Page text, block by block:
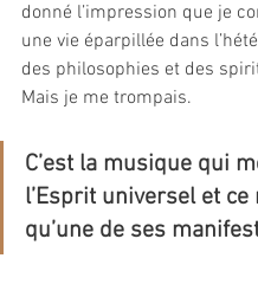
donné l’impression que je
une vie éparpillée dans
des philosophies et des
Mais je me trompais.
C’est la musique qui
l’Esprit universel et ce
qu’une de ses